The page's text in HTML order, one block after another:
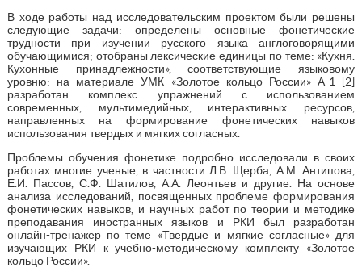
В ходе работы над исследовательским проектом были решены
следующие задачи: определены основные фонетические
трудности при изучении русского языка англоговорящими
обучающимися; отобраны лексические единицы по теме: «Кухня.
Кухонные принадлежности», соответствующие языковому
уровню; на материале УМК «Золотое кольцо России» А-1 [2]
разработан комплекс упражнений с использованием
современных, мультимедийных, интерактивных ресурсов,
направленных на формирование фонетических навыков
использования твердых и мягких согласных.
Проблемы обучения фонетике подробно исследовали в своих
работах многие ученые, в частности Л.В. Щерба, А.М. Антипова,
Е.И. Пассов, С.Ф. Шатилов, А.А. Леонтьев и другие. На основе
анализа исследований, посвященных проблеме формирования
фонетических навыков, и научных работ по теории и методике
преподавания иностранных языков и РКИ был разработан
онлайн-тренажер по теме «Твердые и мягкие согласные» для
изучающих РКИ к учебно-методическому комплекту «Золотое
кольцо России».